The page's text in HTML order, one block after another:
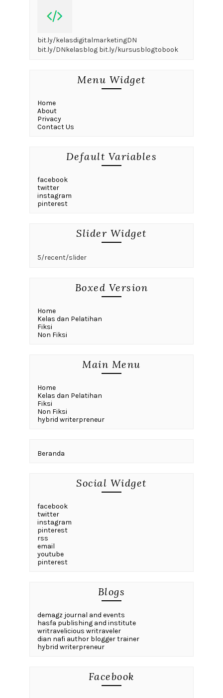
bit.ly/kelasdigitalmarketingDN
bit.ly/DNkelasblog bit.ly/kursusblogtobook
Menu Widget
Home
About
Privacy
Contact Us
Default Variables
facebook
twitter
instagram
pinterest
Slider Widget
5/recent/slider
Boxed Version
Home
Kelas dan Pelatihan
Fiksi
Non Fiksi
Main Menu
Home
Kelas dan Pelatihan
Fiksi
Non Fiksi
hybrid writerpreneur
Beranda
Social Widget
facebook
twitter
instagram
pinterest
rss
email
youtube
pinterest
Blogs
demagz journal and events
hasfa publishing and institute
writravelicious writraveler
dian nafi author blogger trainer
hybrid writerpreneur
Facebook